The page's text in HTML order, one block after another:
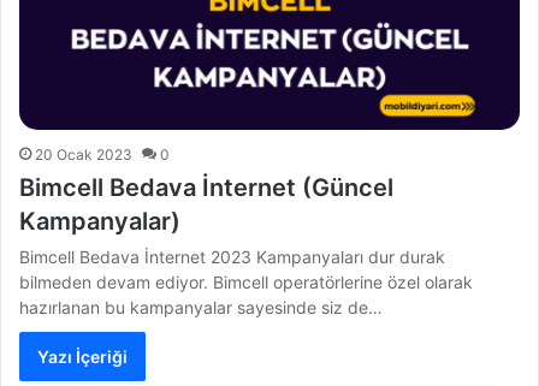
20 Ocak 2023 0
Bimcell Bedava İnternet (Güncel
Kampanyalar)
Bimcell Bedava İnternet 2023 Kampanyaları dur durak
bilmeden devam ediyor. Bimcell operatörlerine özel olarak
hazırlanan bu kampanyalar sayesinde siz de…
Yazı İçeriği